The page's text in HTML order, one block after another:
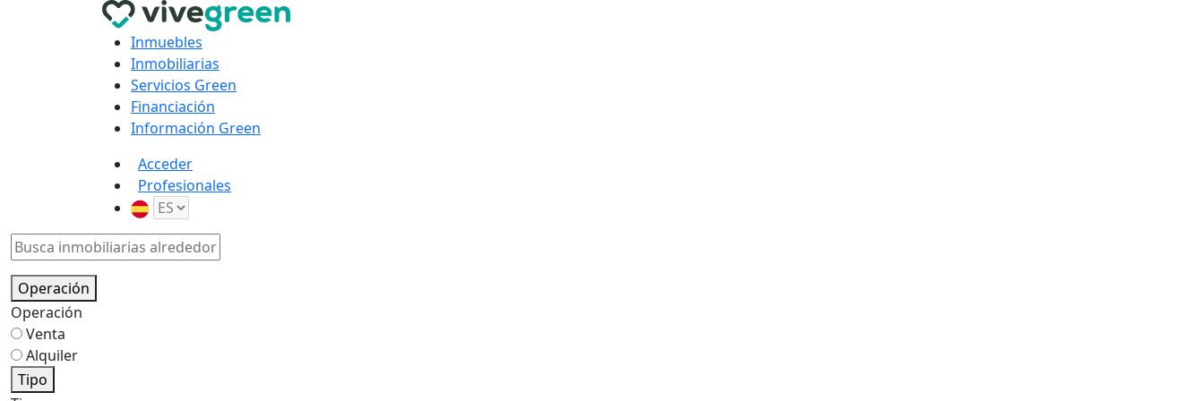
Inmuebles
Inmobiliarias
Servicios Green
Financiación
Información Green
Acceder
Profesionales
Operación
Operación
Venta
Alquiler
Tipo